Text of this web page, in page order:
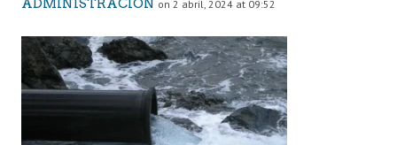
ADMINISTRACIÓN on 2 abril, 2024 at 09:52